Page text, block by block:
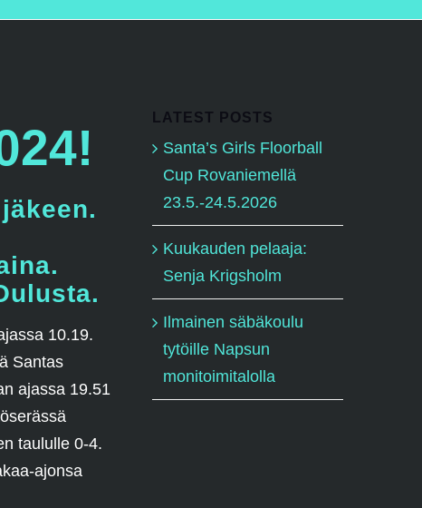
10.19.
Santas
ajassa 19.51
taululle 0-4.
ajonsa
LATEST POSTS
Santa’s Girls Floorball
Cup Rovaniemellä
23.5.-24.5.2026
Kuukauden pelaaja:
Senja Krigsholm
Ilmainen säbäkoulu
tytöille Napsun
monitoimitalolla